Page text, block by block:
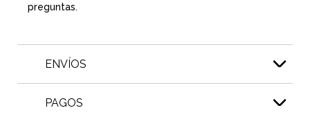
preguntas.
ENVÍOS
PAGOS